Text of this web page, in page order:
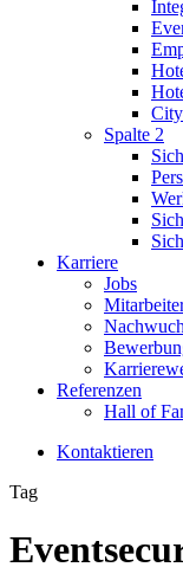
Spalte 2
Karriere
Jobs
Referenzen
Hall of
Kontaktieren
Tag